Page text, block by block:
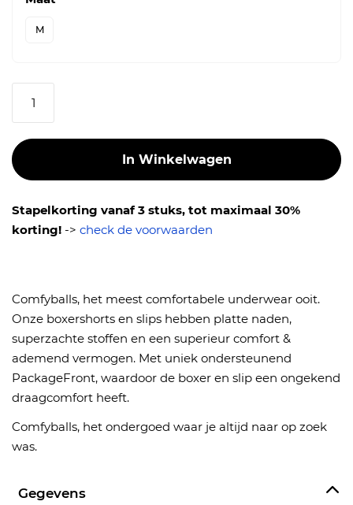
M
In Winkelwagen
Stapelkorting vanaf 3 stuks, tot maximaal 30%
korting! -> check de voorwaarden
Comfyballs, het meest comfortabele underwear ooit.
Onze boxershorts en slips hebben platte naden,
superzachte stoffen en een superieur comfort &
ademend vermogen. Met uniek ondersteunend
PackageFront, waardoor de boxer en slip een ongekend
draagcomfort heeft.
Comfyballs, het ondergoed waar je altijd naar op zoek
was.
Gegevens